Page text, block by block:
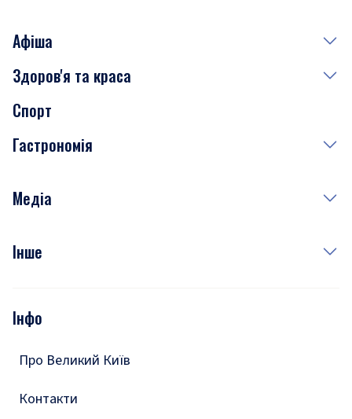
Афіша
Сьогодні
Завтра
Субота
Здоров'я та краса
Медицина
Краса
Спорт
Гастрономія
Рецепти
Медіа
Фото
Подкасти
Інше
Тести
Інфо
Про Великий Київ
Контакти